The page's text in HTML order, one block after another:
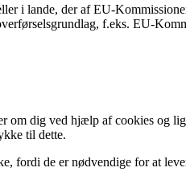
i lande, der af EU-
f.eks. EU-
om dig ved hjælp af cookies og
til dette.
fordi de er nødvendige for at